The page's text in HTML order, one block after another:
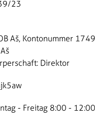
23
Aš, Kontonummer
Direktor
- Freitag 8:00 -